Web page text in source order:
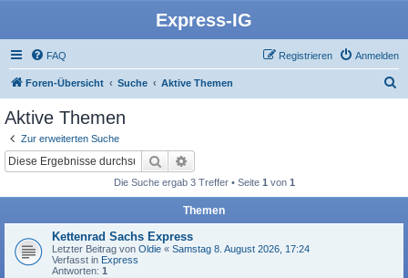
Express-IG
FAQ Anmelden
Registrieren
Foren-Übersicht Suche Aktive Themen
Aktive Themen
Zur erweiterten Suche
Suche
Die Suche ergab 3 Treffer • Seite 1 von 1
Themen
Kettenrad Sachs Express
Letzter Beitrag von Oldie « Samstag 8. August 2026, 17:24
Verfasst in Express
Antworten: 1